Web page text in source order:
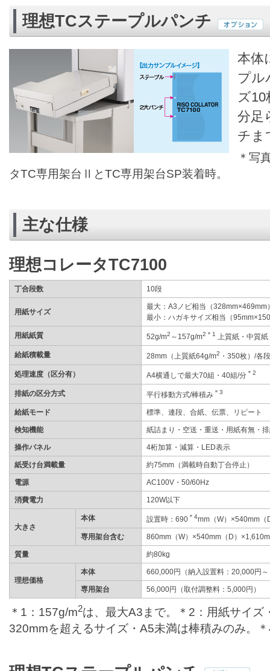
理想TCステープルパンチ
本体
プル
ズ
分足
チま
＊写
タTC専用架台ⅡとTC専用架台SP装着時。
主な仕様
理想コレータTC7100
丁合段数 10段
用紙サイズ
最大：A3ノビ相当（328mm×469mm
最小：ハガキサイズ相当（
用紙紙質 52g/m2 ～157g/m2 ＊1 上質紙・中質
給紙積載量 28mm（上質紙64g/m2 ・350枚）/各段
処理速度（区分有） A4横通しで最大70組・40組/分 ＊2
排紙の区分方式 平行移動方式/棒積み ＊3
給紙モード 標準、連段、合紙、伝票、リピート
検知機能 紙詰まり・空送・重送・用紙有無・
操作パネル 4桁加算・減算・LED表示
紙受け台満載量 約75mm（満載時自動丁合停止）
電源 AC100V・50/60Hz
消費電力 120W以下
大きさ
本体 設置時：690 ＊4mm（W）×540mm
専用架台含む 860mm（W）×540mm（D）
質量 約80kg
理想価格
本体 660,000円（納入設置料：20,000円～
専用架台 56,000円（取付調整料：5,000円）
＊1：157g/m2は、最大A3まで。＊2：用紙サイ
320mmを超えるサイズ・A5未満は棒積みのみ。